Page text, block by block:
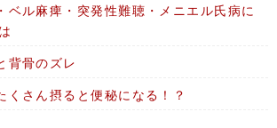
ベル麻痺・突発性難聴・メニエル氏病に
背骨のズレ
くさん摂ると便秘になる！？